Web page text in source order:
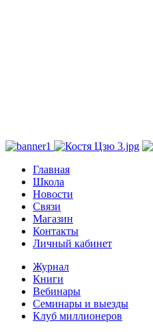
Главная
Школа
Новости
Связи
Магазин
Контакты
Личный кабинет
Журнал
Книги
Вебинары
Семинары и выезды
Клуб миллионеров